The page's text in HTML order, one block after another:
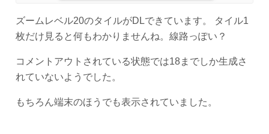
ズームレベル20のタイルがDLできています。 タイル1
枚だけ見ると何もわかりませんね。線路っぽい？
コメントアウトされている状態では18までしか生成さ
れていないようでした。
もちろん端末のほうでも表示されていました。